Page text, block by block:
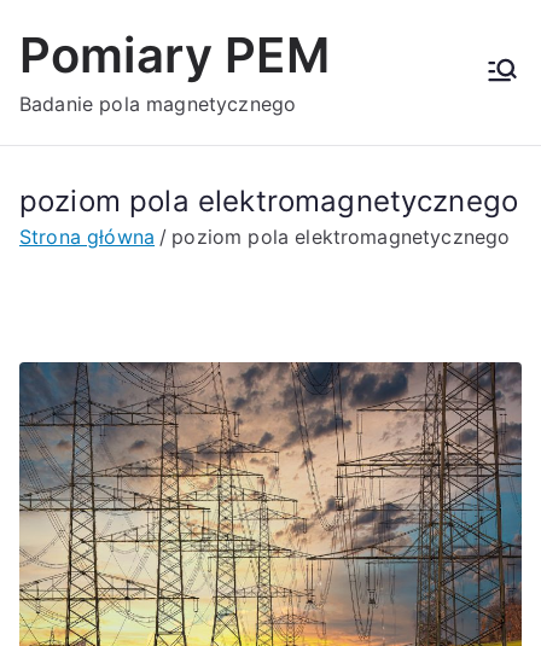
Pomiary PEM
Badanie pola magnetycznego
poziom pola elektromagnetycznego
Strona główna poziom pola elektromagnetycznego